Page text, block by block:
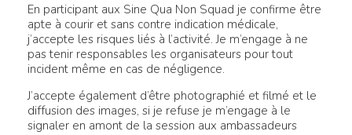
En participant aux Sine Qua Non Squad je confirme être
apte à courir et sans contre indication médicale,
j’accepte les risques liés à l’activité. Je m’engage à ne
pas tenir responsables les organisateurs pour tout
incident même en cas de négligence.
J’accepte également d’être photographié et filmé et le
diffusion des images, si je refuse je m’engage à le
signaler en amont de la session aux ambassadeurs